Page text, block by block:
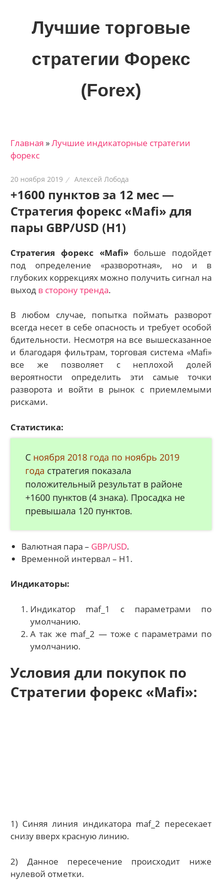
Лучшие торговые
стратегии Форекс
(Forex)
трейдеров
на
рынках:
стратегии,
сигналы,
новости…
Главная »Лучшие индикаторные cтратегии
форекс
20 ноября 2019 Алексей Лобода
+1600 пунктов за 12 мес —
Стратегия форекс «Mafi» для
пары GBP/USD (H1)
Стратегия форекс «Mafi»больше подойдет
под определение «разворотная», но и в
глубоких коррекциях можно получить сигнал на
выход в сторону тренда.
В любом случае, попытка поймать разворот
всегда несет в себе опасность и требует особой
бдительности. Несмотря на все вышесказанное
и благодаря фильтрам, торговая система «Mafi»
все же позволяет с неплохой долей
вероятности определить эти самые точки
разворота и войти в рынок с приемлемыми
рисками.
Статистика:
С ноября 2018 года по ноябрь 2019
года стратегия показала
положительный результат в районе
+1600 пунктов (4 знака). Просадка не
превышала 120 пунктов.
Валютная пара – GBP/USD.
Временной интервал – Н1.
Индикаторы:
Индикатор maf_1 с параметрами по
умолчанию.
А так же maf_2 — тоже с параметрами по
умолчанию.
Условия дли покупок по
Стратегии форекс «Mafi»:
1) Синяя линия индикатора maf_2 пересекает
снизу вверх красную линию.
2) Данное пересечение происходит ниже
нулевой отметки.